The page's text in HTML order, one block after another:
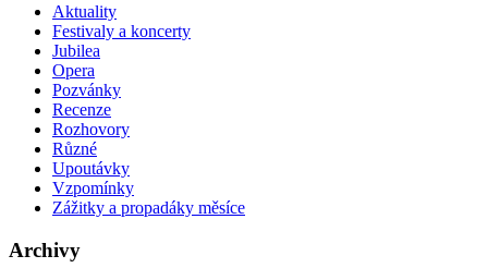
Aktuality
Festivaly a koncerty
Jubilea
Opera
Pozvánky
Recenze
Rozhovory
Různé
Upoutávky
Vzpomínky
Zážitky a propadáky měsíce
Archivy